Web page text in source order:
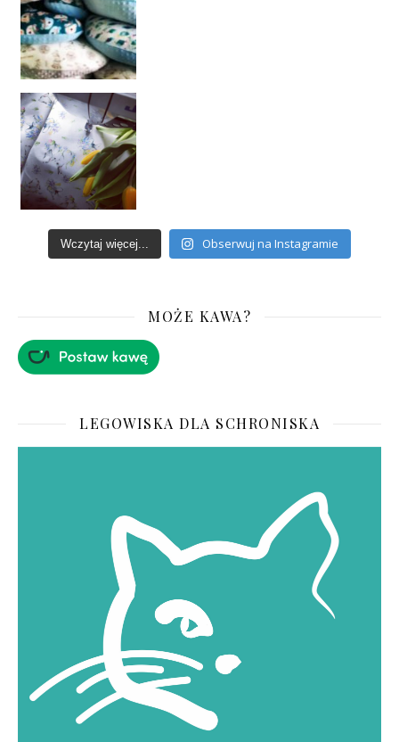
Wczytaj więcej... Obserwuj na Instagramie
MOŻE KAWA?
LEGOWISKA DLA SCHRONISKA